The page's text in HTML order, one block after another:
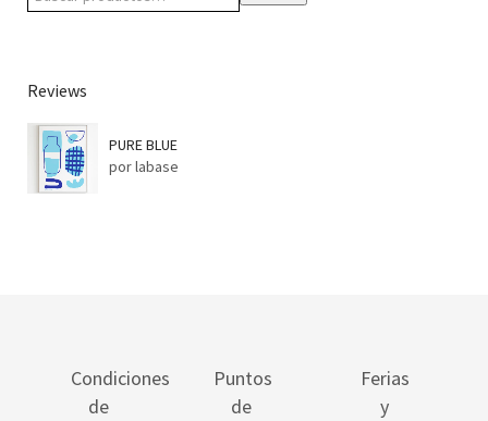
Reviews
PURE BLUE
por labase
Condiciones
de
Puntos
de
Ferias
y